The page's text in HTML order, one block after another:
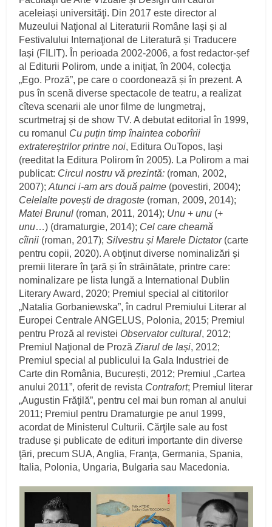
aceleiași universităţi. Din 2017 este director al
Muzeului Naţional al Literaturii Române Iași și al
Festivalului Internaţional de Literatură și Traducere
Iași (FILIT). În perioada 2002-2006, a fost redactor-șef
al Editurii Polirom, unde a iniţiat, în 2004, colecţia
„Ego. Proză”, pe care o coordonează și în prezent. A
pus în scenă diverse spectacole de teatru, a realizat
cîteva scenarii ale unor filme de lungmetraj,
scurtmetraj și de show TV. A debutat editorial în 1999,
cu romanul Cu puţin timp înaintea coborîrii
extratereștrilor printre noi, Editura OuTopos, Iași
(reeditat la Editura Polirom în 2005). La Polirom a mai
publicat: Circul nostru vă prezintă: (roman, 2002,
2007);Atunci i-am ars două palme (povestiri, 2004);
Celelalte povești de dragoste (roman, 2009, 2014);
Matei Brunul (roman, 2011, 2014); Unu +unu (+
unu…) (dramaturgie, 2014); Cel care cheamă
cîinii (roman, 2017);Silvestru și Marele Dictator(carte
pentru copii, 2020). A obţinut diverse nominalizări și
premii literare în ţară și în străinătate, printre care:
nominalizare pe lista lungă a International Dublin
Literary Award, 2020; Premiul special al cititorilor
„Natalia Gorbaniewska”, în cadrul Premiului Literar al
Europei Centrale ANGELUS, Polonia, 2015; Premiul
pentru Proză al revistei Observator cultural, 2012;
Premiul Naţional de ProzăZiarul de Iași, 2012;
Premiul special al publicului la Gala Industriei de
Carte din România, București, 2012; Premiul „Cartea
anului 2011”, oferit de revista Contrafort; Premiul literar
„Augustin Frăţilă”, pentru cel mai bun roman al anului
2011; Premiul pentru Dramaturgie pe anul 1999,
acordat de Ministerul Culturii. Cărţile sale au fost
traduse și publicate de edituri importante din diverse
ţări, precum SUA, Anglia, Franţa, Germania, Spania,
Italia, Polonia, Ungaria, Bulgaria sau Macedonia.